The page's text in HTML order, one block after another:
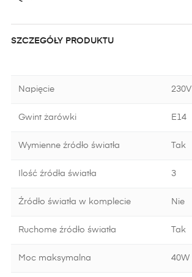
SZCZEGÓŁY PRODUKTU
Napięcie 230V
Gwint żarówki E14
Wymienne źródło światła Tak
Ilość źródła światła 3
Źródło światła w komplecie Nie
Ruchome źródło światła Tak
Moc maksymalna 40W